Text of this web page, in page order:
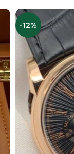
-12%